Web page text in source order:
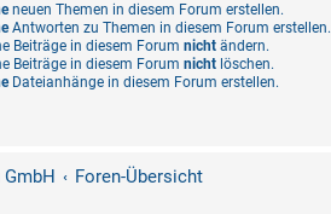
neuen Themen in diesem Forum erstellen.
Antworten zu Themen in diesem Forum erstellen.
Beiträge in diesem Forum nicht ändern.
Beiträge in diesem Forum nicht löschen.
Dateianhänge in diesem Forum erstellen.
GmbH Foren-Übersicht